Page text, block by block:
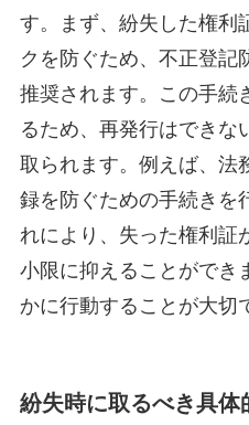
す。まず、紛失した権利
クを防ぐため、不正登記
推奨されます。この手続
るため、再発行はできな
取られます。例えば、法
録を防ぐための手続きを
れにより、失った権利証
小限に抑えることができ
かに行動することが大切
紛失時に取るべき具体